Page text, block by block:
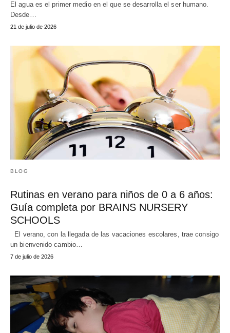
El agua es el primer medio en el que se desarrolla el ser humano.
Desde…
21 de julio de 2026
BLOG
Rutinas en verano para niños de 0 a 6 años:
Guía completa por BRAINS NURSERY
SCHOOLS
El verano, con la llegada de las vacaciones escolares, trae consigo
un bienvenido cambio…
7 de julio de 2026